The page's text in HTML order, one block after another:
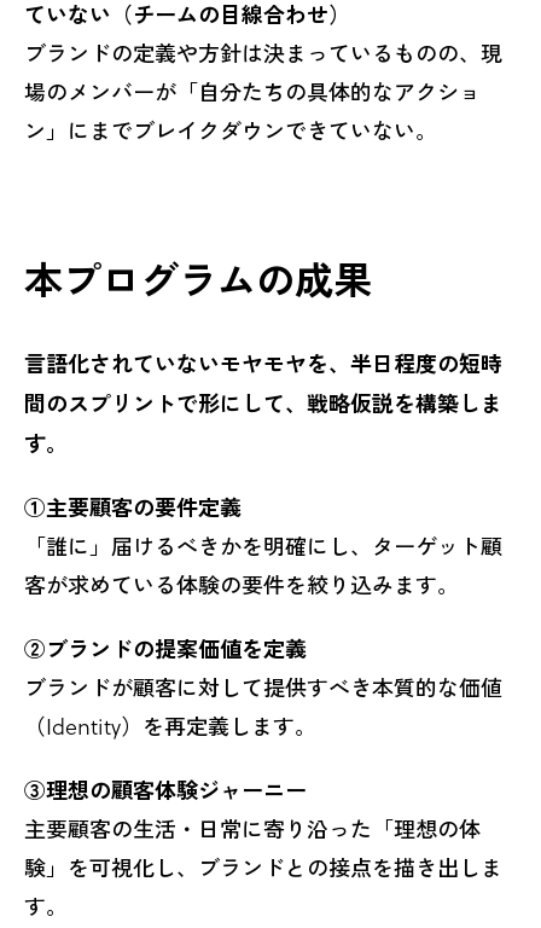
ていない（チームの目線合わせ）
ブランドの定義や方針は決まっているものの、現
場のメンバーが「自分たちの具体的なアクショ
ン」にまでブレイクダウンできていない。
本プログラムの成果
言語化されていないモヤモヤを、半日程度の短時
間のスプリントで形にして、戦略仮説を構築しま
す。
①主要顧客の要件定義
「誰に」届けるべきかを明確にし、ターゲット顧
客が求めている体験の要件を絞り込みます。
②ブランドの提案価値を定義
ブランドが顧客に対して提供すべき本質的な価値
（Identity）を再定義します。
③理想の顧客体験ジャーニー
主要顧客の生活・日常に寄り沿った「理想の体
験」を可視化し、ブランドとの接点を描き出しま
す。